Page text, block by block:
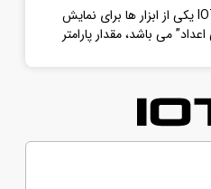
در پلتفرم اینترنت اشیاء +IOT یکی از ابزار ها برای نمایش
می باشد، مقدار پارامتر